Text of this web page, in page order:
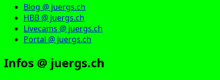
Blog @ juergs.ch
HBB @ juergs.ch
Livecams @ juergs.ch
Portal @ juergs.ch
Infos @ juergs.ch